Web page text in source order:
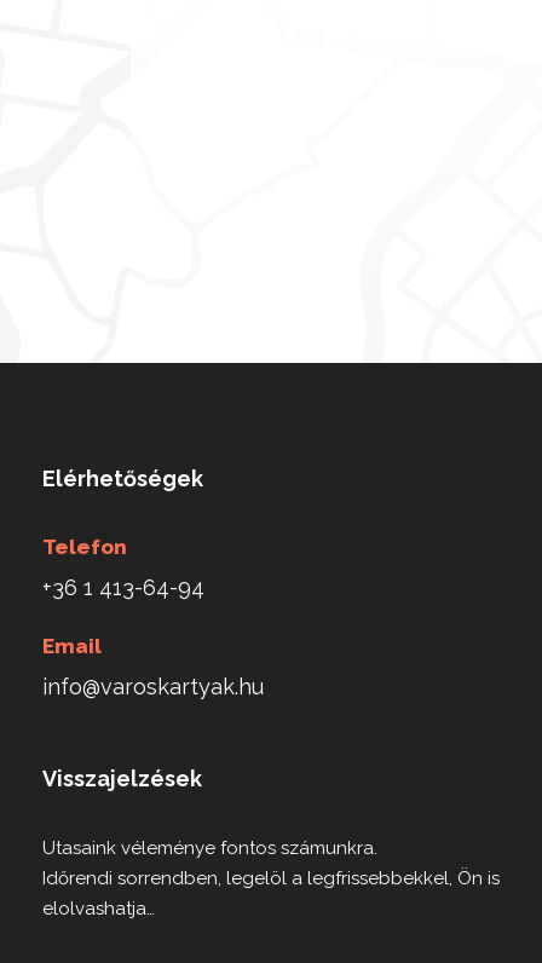
Elérhetőségek
Telefon
+36 1 413-64-94
Email
info@varoskartyak.hu
Visszajelzések
Utasaink véleménye fontos számunkra.
Időrendi sorrendben, legelöl a legfrissebbekkel, Ön is
elolvashatja…